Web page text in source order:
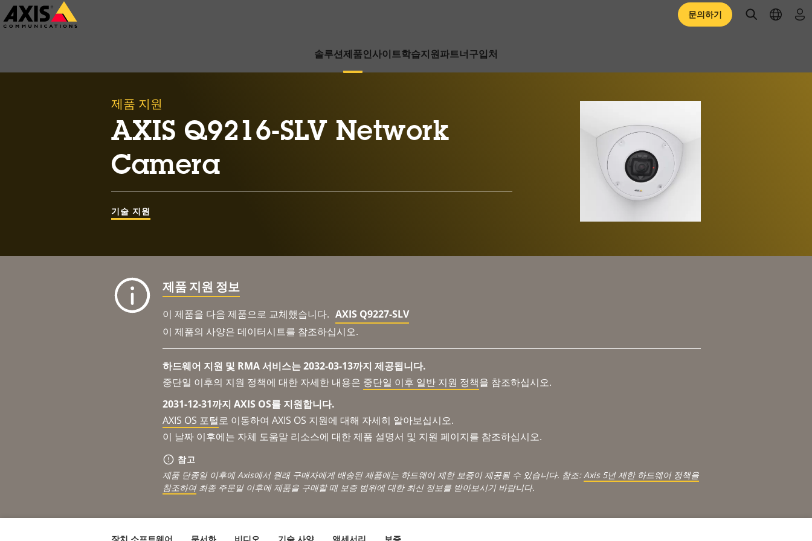
주
요
솔루션제품인사이트학습지원파트너구입처
문의하기 openopen로
제품 지원
AXIS Q9216-SLV Network
Camera
기술 지원
제품 지원 정보
이 제품을 다음 제품으로 교체했습니다. AXIS Q9227-SLV
이 제품의 사양은 데이터시트를 참조하십시오.
하드웨어 지원 및 RMA 서비스는 2032-03-13까지 제공됩니다.
중단일 이후의 지원 정책에 대한 자세한 내용은 중단일 이후 일반 지원 정책을 참조하십시오.
2031-12-31까지 AXIS OS를 지원합니다.
AXIS OS 포털로 이동하여 AXIS OS 지원에 대해 자세히 알아보십시오.
이 날짜 이후에는 자체 도움말 리소스에 대한 제품 설명서 및 지원 페이지를 참조하십시오.
참고
제품 단종일 이후에 Axis에서 원래 구매자에게 배송된 제품에는 하드웨어 제한 보증이 제공될 수 있습니다. 참조:Axis 5년 제한 하드웨어 정책을
참조하여최종 주문일 이후에 제품을 구매할 때 보증 범위에 대한 최신 정보를 받아보시기 바랍니다.